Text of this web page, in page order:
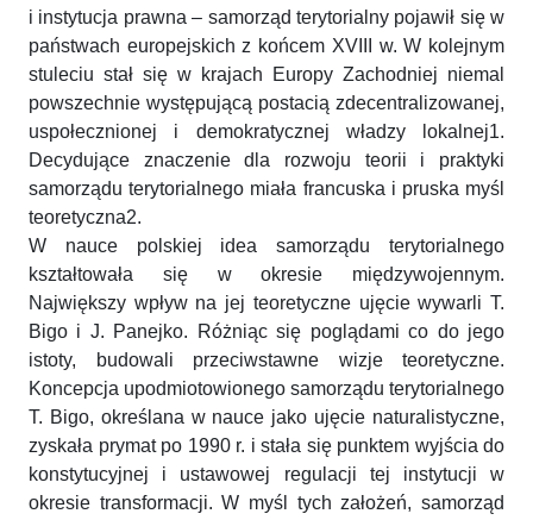
i instytucja prawna – samorząd terytorialny pojawił się w
państwach europejskich z końcem XVIII w. W kolejnym
stuleciu stał się w krajach Europy Zachodniej niemal
powszechnie występującą postacią zdecentralizowanej,
uspołecznionej i demokratycznej władzy lokalnej1.
Decydujące znaczenie dla rozwoju teorii i praktyki
samorządu terytorialnego miała francuska i pruska myśl
teoretyczna2.
W nauce polskiej idea samorządu terytorialnego
kształtowała się w okresie międzywojennym.
Największy wpływ na jej teoretyczne ujęcie wywarli T.
Bigo i J. Panejko. Różniąc się poglądami co do jego
istoty, budowali przeciwstawne wizje teoretyczne.
Koncepcja upodmiotowionego samorządu terytorialnego
T. Bigo, określana w nauce jako ujęcie naturalistyczne,
zyskała prymat po 1990 r. i stała się punktem wyjścia do
konstytucyjnej i ustawowej regulacji tej instytucji w
okresie transformacji. W myśl tych założeń, samorząd